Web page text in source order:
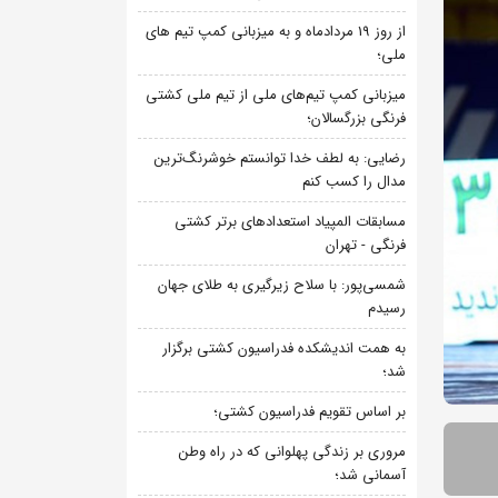
از روز 19 مردادماه و به میزبانی کمپ تیم های
ملی؛
میزبانی کمپ تیم‌های ملی از تیم ملی کشتی
فرنگی بزرگسالان؛
رضایی: به لطف خدا توانستم خوشرنگ‌ترین
مدال را کسب کنم
مسابقات المپیاد استعدادهای برتر کشتی
فرنگی - تهران
شمسی‌پور: با سلاح زیرگیری به طلای جهان
رسیدم
به همت اندیشکده فدراسیون کشتی برگزار
شد؛
بر اساس تقویم فدراسیون کشتی؛
مروری بر زندگی پهلوانی که در راه وطن
آسمانی شد؛